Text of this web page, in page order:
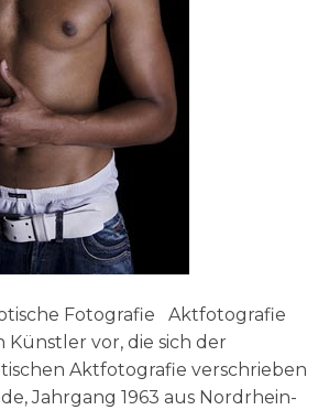
Fotografie Aktfotografie
vor, die sich der
Aktfotografie verschrieben
Jahrgang 1963 aus Nordrhein-